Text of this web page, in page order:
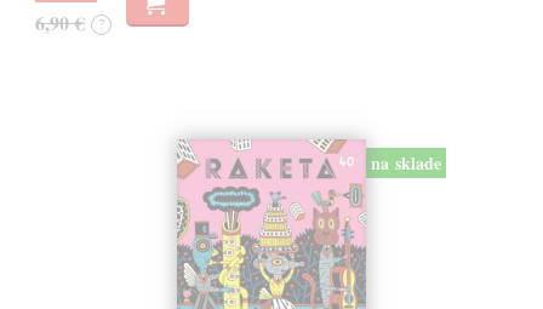
6,90 € ?
na sklade